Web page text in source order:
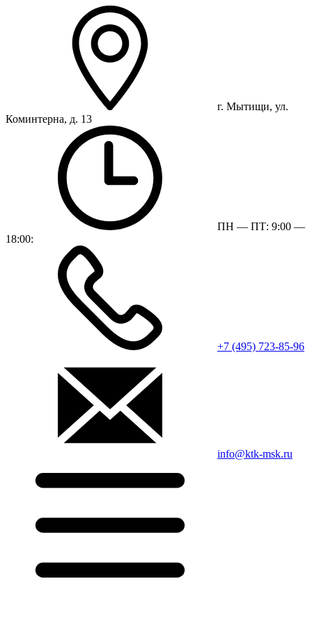
г. Мытищи, ул.
Коминтерна, д. 13
ПН — ПТ: 9:00 —
18:00:
+7 (495) 723-85-96
info@ktk-msk.ru